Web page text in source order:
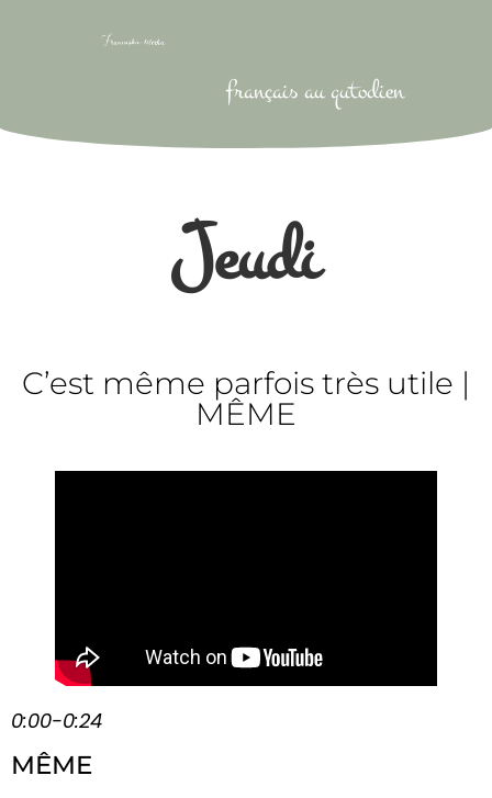
français au qutodien
Jeudi
C’est même parfois très utile |
MÊME
0:00-0:24
MÊME